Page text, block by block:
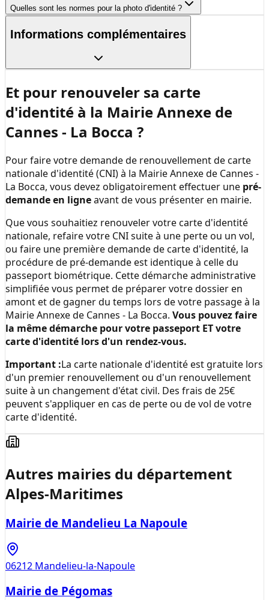
Quelles sont les normes pour la photo d'identité ?
Informations complémentaires
Et pour renouveler sa carte
d'identité à la Mairie Annexe de
Cannes - La Bocca ?
Pour faire votre demande de renouvellement de carte
nationale d'identité (CNI) à la Mairie Annexe de Cannes -
La Bocca, vous devez obligatoirement effectuer une pré-
demande en ligneavant de vous présenter en mairie.
Que vous souhaitiez renouveler votre carte d'identité
nationale, refaire votre CNI suite à une perte ou un vol,
ou faire une première demande de carte d'identité, la
procédure de pré-demande est identique à celle du
passeport biométrique. Cette démarche administrative
simplifiée vous permet de préparer votre dossier en
amont et de gagner du temps lors de votre passage à la
Mairie Annexe de Cannes - La Bocca. Vous pouvez faire
la même démarche pour votre passeport ET votre
carte d'identité lors d'un rendez-vous.
Important :La carte nationale d'identité est gratuite lors
d'un premier renouvellement ou d'un renouvellement
suite à un changement d'état civil. Des frais de 25€
peuvent s'appliquer en cas de perte ou de vol de votre
carte d'identité.
Autres mairies du département
Alpes-Maritimes
Mairie de Mandelieu La Napoule
06212 Mandelieu-la-Napoule
Mairie de Pégomas